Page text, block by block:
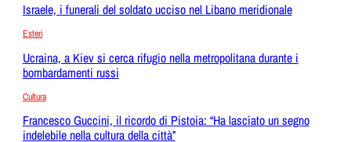
Israele, i funerali del soldato ucciso nel Libano meridionale
Esteri
Ucraina, a Kiev si cerca rifugio nella metropolitana durante i
bombardamenti russi
Cultura
Francesco Guccini, il ricordo di Pistoia: “Ha lasciato un segno
indelebile nella cultura della città”